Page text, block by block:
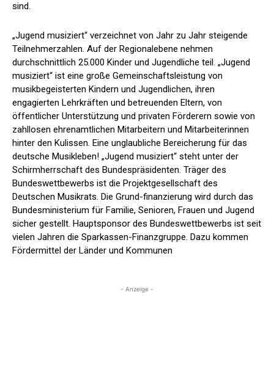
sind.
„Jugend musiziert“ verzeichnet von Jahr zu Jahr steigende
Teilnehmerzahlen. Auf der Regionalebene nehmen
durchschnittlich 25.000 Kinder und Jugendliche teil. „Jugend
musiziert“ ist eine große Gemeinschaftsleistung von
musikbegeisterten Kindern und Jugendlichen, ihren
engagierten Lehrkräften und betreuenden Eltern, von
öffentlicher Unterstützung und privaten Förderern sowie von
zahllosen ehrenamtlichen Mitarbeitern und Mitarbeiterinnen
hinter den Kulissen. Eine unglaubliche Bereicherung für das
deutsche Musikleben! „Jugend musiziert“ steht unter der
Schirmherrschaft des Bundespräsidenten. Träger des
Bundeswettbewerbs ist die Projektgesellschaft des
Deutschen Musikrats. Die Grund-finanzierung wird durch das
Bundesministerium für Familie, Senioren, Frauen und Jugend
sicher gestellt. Hauptsponsor des Bundeswettbewerbs ist seit
vielen Jahren die Sparkassen-Finanzgruppe. Dazu kommen
Fördermittel der Länder und Kommunen
- Anzeige -